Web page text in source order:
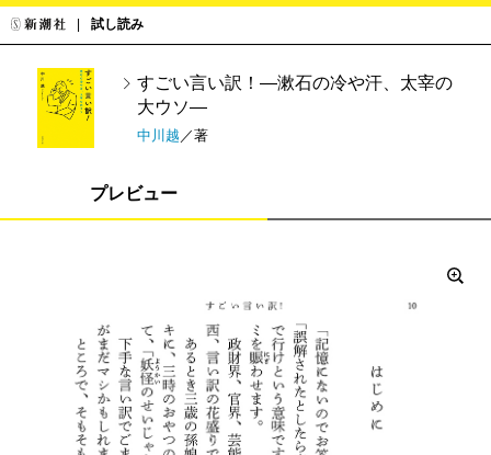
試し読み
すごい言い訳！―漱石の冷や汗、太宰の
大ウソ―
中川越 ／著
プレビュー